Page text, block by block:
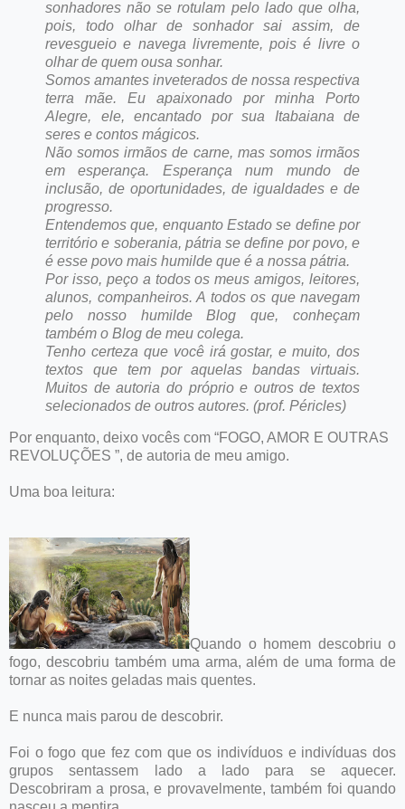
sonhadores não se rotulam pelo lado que olha,
pois, todo olhar de sonhador sai assim, de
revesgueio e navega livremente, pois é livre o
olhar de quem ousa sonhar.
Somos amantes inveterados de nossa respectiva
terra mãe. Eu apaixonado por minha Porto
Alegre, ele, encantado por sua Itabaiana de
seres e contos mágicos.
Não somos irmãos de carne, mas somos irmãos
em esperança. Esperança num mundo de
inclusão, de oportunidades, de igualdades e de
progresso.
Entendemos que, enquanto Estado se define por
território e soberania, pátria se define por povo, e
é esse povo mais humilde que é a nossa pátria.
Por isso, peço a todos os meus amigos, leitores,
alunos, companheiros. A todos os que navegam
pelo nosso humilde Blog que, conheçam
também o Blog de meu colega.
Tenho certeza que você irá gostar, e muito, dos
textos que tem por aquelas bandas virtuais.
Muitos de autoria do próprio e outros de textos
selecionados de outros autores. (prof. Péricles)
Por enquanto, deixo vocês com “FOGO, AMOR E OUTRAS
REVOLUÇÕES ”, de autoria de meu amigo.
Uma boa leitura:
Quando o homem descobriu o
fogo, descobriu também uma arma, além de uma forma de
tornar as noites geladas mais quentes.
E nunca mais parou de descobrir.
Foi o fogo que fez com que os indivíduos e indivíduas dos
grupos sentassem lado a lado para se aquecer.
Descobriram a prosa, e provavelmente, também foi quando